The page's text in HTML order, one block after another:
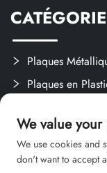
Plaques
Plaques en
Créations Sur
We value your
We use cookies and
don't want to accept